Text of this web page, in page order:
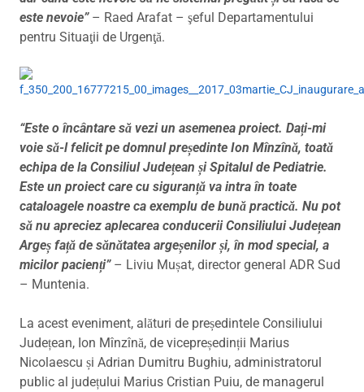
este nevoie”– Raed Arafat – şeful Departamentului
pentru Situaţii de Urgenţă.
“Este o încântare să vezi un asemenea proiect. Dați-mi
voie să-l felicit pe domnul președinte Ion Mînzînă, toată
echipa de la Consiliul Județean și Spitalul de Pediatrie.
Este un proiect care cu siguranță va intra în toate
cataloagele noastre ca exemplu de bună practică. Nu pot
să nu apreciez aplecarea conducerii Consiliului Județean
Argeș față de sănătatea argeșenilor și, în mod special, a
micilor pacienți”– Liviu Mușat, director general ADR Sud
– Muntenia.
La acest eveniment, alături de președintele Consiliului
Județean, Ion Mînzînă, de vicepreședinții Marius
Nicolaescu și Adrian Dumitru Bughiu, administratorul
public al județului Marius Cristian Puiu, de managerul